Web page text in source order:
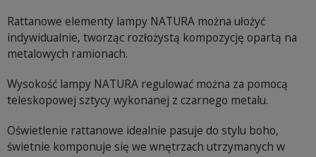
Rattanowe elementy lampy NATURA można ułożyć
indywidualnie, tworząc rozłożystą kompozycję opartą na
metalowych ramionach.
Wysokość lampy NATURA regulować można za pomocą
teleskopowej sztycy wykonanej z czarnego metalu.
Oświetlenie rattanowe idealnie pasuje do stylu boho,
świetnie komponuje się we wnętrzach utrzymanych w